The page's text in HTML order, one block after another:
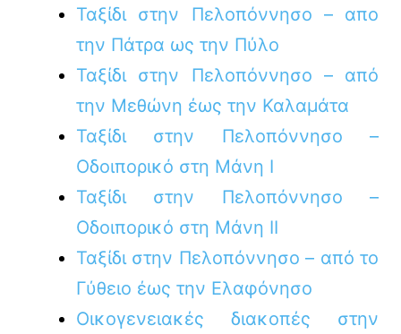
Ταξίδι στην Πελοπόννησο – απο
την Πάτρα ως την Πύλο
Ταξίδι στην Πελοπόννησο – από
την Μεθώνη έως την Καλαμάτα
Ταξίδι στην Πελοπόννησο –
Οδοιπορικό στη Μάνη Ι
Ταξίδι στην Πελοπόννησο –
Οδοιπορικό στη Μάνη ΙΙ
Ταξίδι στην Πελοπόννησο – από το
Γύθειο έως την Ελαφόνησο
Οικογενειακές διακοπές στην